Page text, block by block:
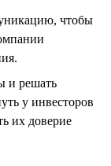
чтобы
и решать
у инвесторов
их доверие